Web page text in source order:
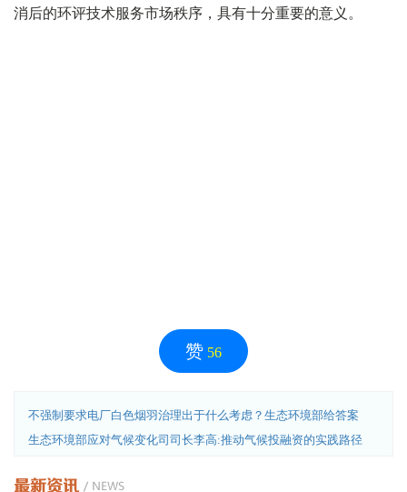
消后的环评技术服务市场秩序，具有十分重要的意义。
赞 56
不强制要求电厂白色烟羽治理出于什么考虑？生态环境部给答案
生态环境部应对气候变化司司长李高:推动气候投融资的实践路径